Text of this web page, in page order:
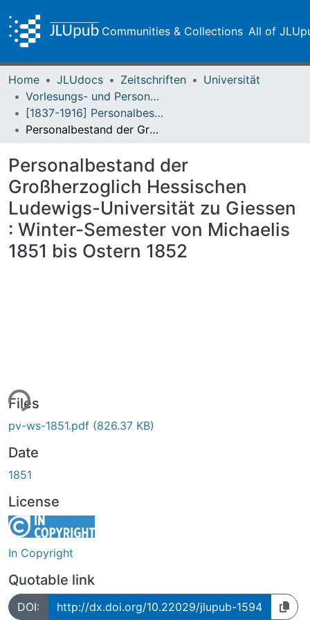
Communities & Collections All of
Home JLUdocs Zeitschriften
Universität
Vorlesungs- und Personalverzeichnis / Justus-Liebig-Universität Gießen
[1837-1916] Personalbestand / Verzeichnis der Studirenden der Großherzoglich Hessischen Ludwigs-Universität zu Giessen
Personalbestand der Großherzoglich Hessischen Ludewigs-Universität zu Giessen : Winter-Semester von Michaelis 1851 bis Ostern 1852
Personalbestand der
Großherzoglich Hessischen
Ludewigs-Universität zu Giessen
: Winter-Semester von Michaelis
1851 bis Ostern 1852
Files
pv-ws-1851.pdf (826.37 KB)
Date
1851
License
In Copyright
Quotable link
DOI: http://dx.doi.org/10.22029/jlupub-1594